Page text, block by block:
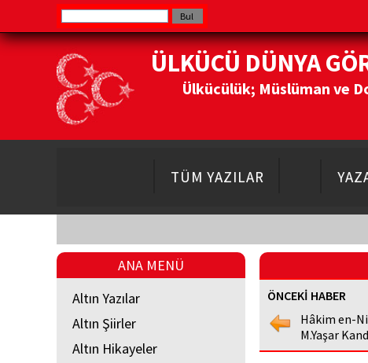
ÜLKÜCÜ DÜNYA
Ülkücülük; Müslüman ve
TÜM YAZILAR
ANA MENÜ
Altın Yazılar
Altın Şiirler
Altın Hikayeler
ÖNCEKİ HABER
Hâkim en-
M.Yaşar